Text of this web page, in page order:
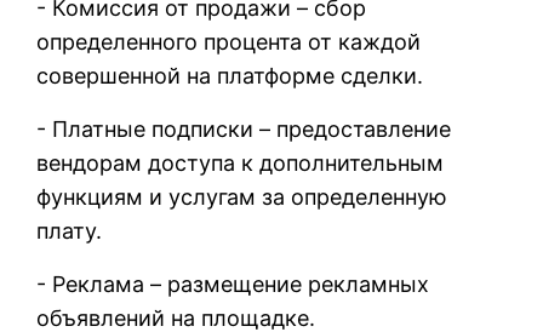
- Комиссия от продажи – сбор
определенного процента от каждой
совершенной на платформе сделки.
- Платные подписки – предоставление
вендорам доступа к дополнительным
функциям и услугам за определенную
плату.
- Реклама – размещение рекламных
объявлений на площадке.